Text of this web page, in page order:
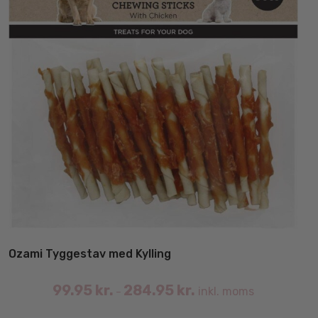
Ozami Tyggestav med Kylling
99.95 kr. – 284.95 kr. inkl. moms